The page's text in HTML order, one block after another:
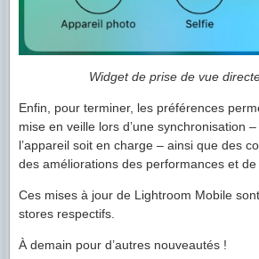
Widget de prise de vue
Enfin, pour terminer, les préférences
mise en veille lors d’une synchronisation
l’appareil soit en charge – ainsi que des
des améliorations des performances et de
Ces mises à jour de Lightroom Mobile
stores respectifs.
À demain pour d’autres nouveautés !